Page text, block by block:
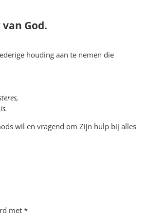
God.
houding aan te nemen die
wil en vragend om Zijn hulp bij alles
met *